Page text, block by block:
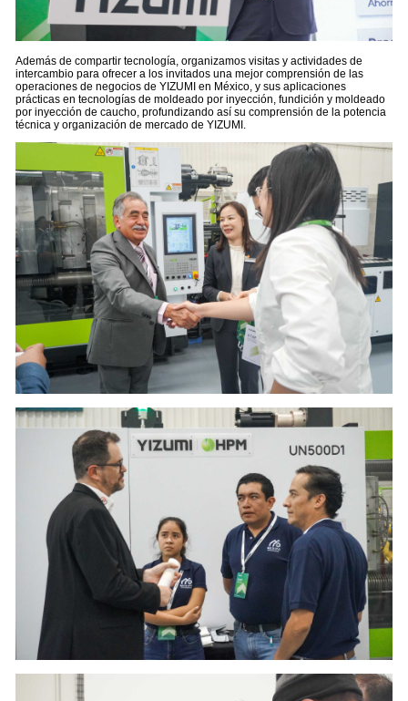
Además de compartir tecnología, organizamos visitas y actividades de
intercambio para ofrecer a los invitados una mejor comprensión de las
operaciones de negocios de YIZUMI en México, y sus aplicaciones
prácticas en tecnologías de moldeado por inyección, fundición y moldeado
por inyección de caucho, profundizando así su comprensión de la potencia
técnica y organización de mercado de YIZUMI.